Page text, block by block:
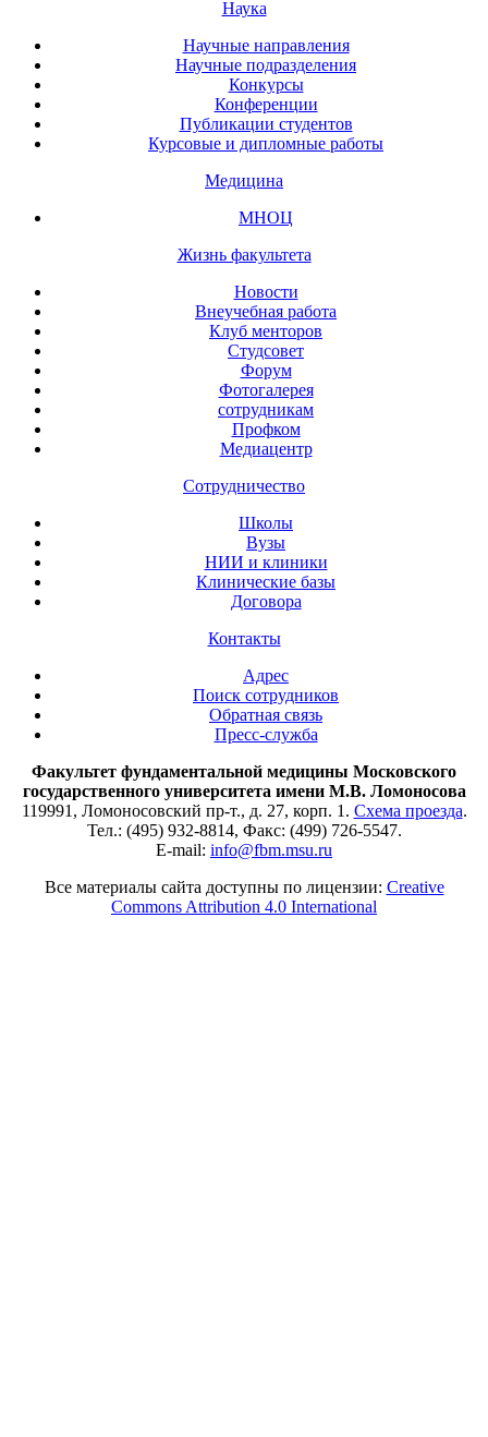
Наука
Научные направления
Научные подразделения
Конкурсы
Конференции
Публикации студентов
Курсовые и дипломные работы
Медицина
МНОЦ
Жизнь факультета
Новости
Внеучебная работа
Клуб менторов
Студсовет
Форум
Фотогалерея
сотрудникам
Профком
Медиацентр
Сотрудничество
Школы
Вузы
НИИ и клиники
Клинические базы
Договора
Контакты
Адрес
Поиск сотрудников
Обратная связь
Пресс-служба
Факультет фундаментальной медицины Московского
государственного университета имени М.В. Ломоносова
119991, Ломоносовский пр-т., д. 27, корп. 1. Схема проезда.
Тел.: (495) 932-8814, Факс: (499) 726-5547.
E-mail: info@fbm.msu.ru
Все материалы сайта доступны по лицензии: Creative
Commons Attribution 4.0 International